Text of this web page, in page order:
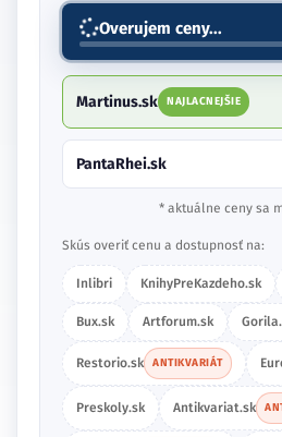
Overujem ceny...
Martinus.sk NAJLACNEJŠIE
PantaRhei.sk
* aktuálne ceny sa
Skús overiť cenu a dostupnosť na:
Inlibri KnihyPreKazdeho.sk
Bux.sk Artforum.sk
Restorio.sk ANTIKVARIÁT
Preskoly.sk Antikvariat.sk